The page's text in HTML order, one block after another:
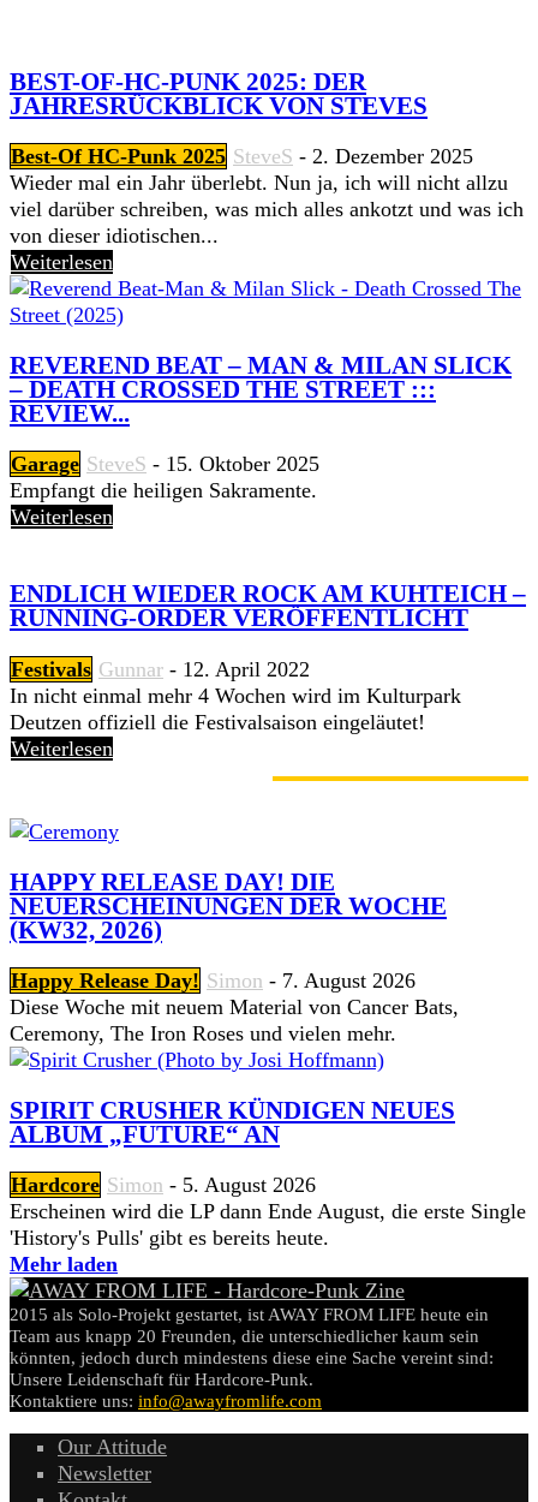
BEST-OF-HC-PUNK 2025: DER
JAHRESRÜCKBLICK VON STEVES
Best-Of HC-Punk 2025 SteveS - 2. Dezember 2025
Wieder mal ein Jahr überlebt. Nun ja, ich will nicht allzu
viel darüber schreiben, was mich alles ankotzt und was ich
von dieser idiotischen...
Weiterlesen
REVEREND BEAT – MAN & MILAN SLICK
– DEATH CROSSED THE STREET :::
REVIEW...
Garage SteveS - 15. Oktober 2025
Empfangt die heiligen Sakramente.
Weiterlesen
ENDLICH WIEDER ROCK AM KUHTEICH –
RUNNING-ORDER VERÖFFENTLICHT
Festivals Gunnar - 12. April 2022
In nicht einmal mehr 4 Wochen wird im Kulturpark
Deutzen offiziell die Festivalsaison eingeläutet!
Weiterlesen
HAPPY RELEASE DAY! DIE
NEUERSCHEINUNGEN DER WOCHE
(KW32, 2026)
Happy Release Day! Simon - 7. August 2026
Diese Woche mit neuem Material von Cancer Bats,
Ceremony, The Iron Roses und vielen mehr.
SPIRIT CRUSHER KÜNDIGEN NEUES
ALBUM „FUTURE“ AN
Hardcore Simon - 5. August 2026
Erscheinen wird die LP dann Ende August, die erste Single
'History's Pulls' gibt es bereits heute.
Mehr laden
2015 als Solo-Projekt gestartet, ist AWAY FROM LIFE heute ein
Team aus knapp 20 Freunden, die unterschiedlicher kaum sein
könnten, jedoch durch mindestens diese eine Sache vereint sind:
Unsere Leidenschaft für Hardcore-Punk.
Kontaktiere uns: info@awayfromlife.com
Our Attitude
Newsletter